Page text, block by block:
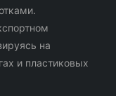
на
и пластиковых